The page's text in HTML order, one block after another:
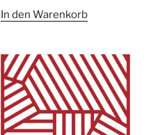
In den Warenkorb